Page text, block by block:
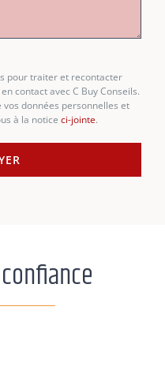
pour traiter et recontacter
contact avec C Buy Conseils.
données personnelles et
à la notice ci-jointe.